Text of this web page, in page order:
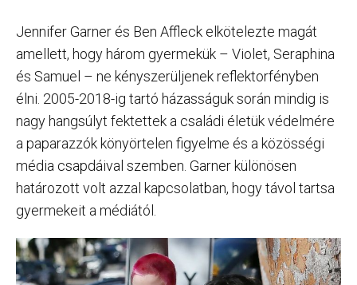
Jennifer Garner és Ben Affleck elkötelezte magát
amellett, hogy három gyermekük – Violet, Seraphina
és Samuel – ne kényszerüljenek reflektorfényben
élni. 2005-2018-ig tartó házasságuk során mindig is
nagy hangsúlyt fektettek a családi életük védelmére
a paparazzók könyörtelen figyelme és a közösségi
média csapdáival szemben. Garner különösen
határozott volt azzal kapcsolatban, hogy távol tartsa
gyermekeit a médiától.